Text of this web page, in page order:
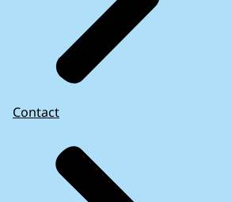
Contact